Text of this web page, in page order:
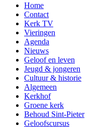
Home
Contact
Kerk TV
Vieringen
Agenda
Nieuws
Geloof en leven
Jeugd & jongeren
Cultuur & historie
Algemeen
Kerkhof
Groene kerk
Behoud Sint-Pieter
Geloofscursus